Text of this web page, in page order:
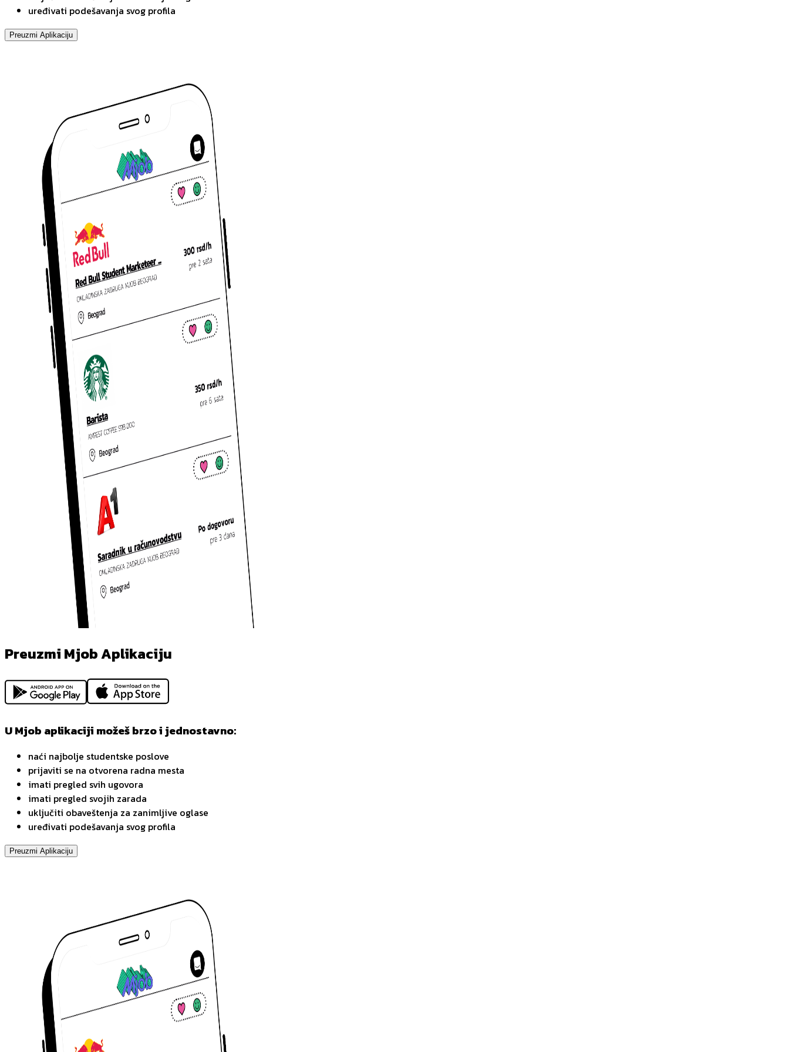
uređivati podešavanja svog profila
Preuzmi Aplikaciju
Preuzmi Mjob Aplikaciju
U Mjob aplikaciji možeš brzo i jednostavno:
naći najbolje studentske poslove
prijaviti se na otvorena radna mesta
imati pregled svih ugovora
imati pregled svojih zarada
uključiti obaveštenja za zanimljive oglase
uređivati podešavanja svog profila
Preuzmi Aplikaciju